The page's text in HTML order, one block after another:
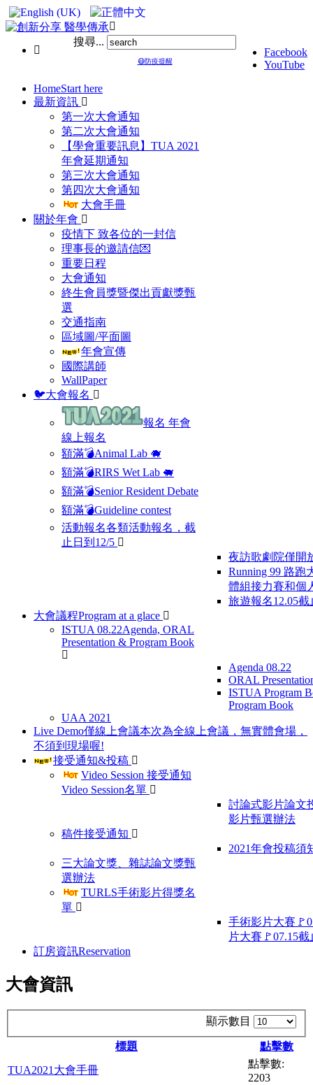
搜尋...
😷防疫提醒
Facebook
YouTube
HomeStart here
最新資訊
第一次大會通知
第二次大會通知
【學會重要訊息】TUA 2021
年會延期通知
第三次大會通知
第四次大會通知
大會手冊
關於年會
疫情下 致各位的一封信
理事長的邀請信💌
重要日程
大會通知
終生會員獎暨傑出貢獻獎甄
選
交通指南
區域圖/平面圖
年會宣傳
國際講師
WallPaper
🐦大會報名
報名 年會
線上報名
額滿💣Animal Lab 🐗
額滿💣RIRS Wet Lab 🐖
額滿💣Senior Resident Debate
額滿💣Guideline contest
活動報名各類活動報名，截
止日到12/5
夜訪歌劇院僅開
Running 99 路跑
體組接力賽和個
旅遊報名12.05截
大會議程Program at a glace
ISTUA 08.22Agenda, ORAL
Presentation & Program Book
Agenda 08.22
ORAL
ISTUA Program
Program Book
UAA 2021
Live Demo僅線上會議本次為全線上會議，無實體會場，
不須到現場喔!
接受通知&投稿
Video Session 接受通知
Video Session名單
討論式影片論文
影片甄選辦法
稿件接受通知
2021年會投稿須
三大論文獎、雜誌論文獎甄
選辦法
TURLS手術影片得獎名
單
手術影片大賽
片大賽🚩07.15截
訂房資訊Reservation
大會資訊
顯示數目
標題
點擊數
TUA2021大會手冊
點擊數:
2203